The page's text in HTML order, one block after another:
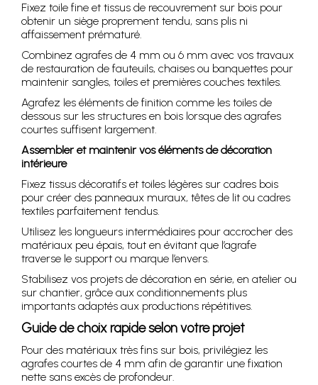
Fixez toile fine et tissus de recouvrement sur bois pour
obtenir un siège proprement tendu, sans plis ni
affaissement prématuré.
Combinez agrafes de 4 mm ou 6 mm avec vos travaux
de restauration de fauteuils, chaises ou banquettes pour
maintenir sangles, toiles et premières couches textiles.
Agrafez les éléments de finition comme les toiles de
dessous sur les structures en bois lorsque des agrafes
courtes suffisent largement.
Assembler et maintenir vos éléments de décoration
intérieure
Fixez tissus décoratifs et toiles légères sur cadres bois
pour créer des panneaux muraux, têtes de lit ou cadres
textiles parfaitement tendus.
Utilisez les longueurs intermédiaires pour accrocher des
matériaux peu épais, tout en évitant que l’agrafe
traverse le support ou marque l’envers.
Stabilisez vos projets de décoration en série, en atelier ou
sur chantier, grâce aux conditionnements plus
importants adaptés aux productions répétitives.
Guide de choix rapide selon votre projet
Pour des matériaux très fins sur bois, privilégiez les
agrafes courtes de 4 mm afin de garantir une fixation
nette sans excès de profondeur.